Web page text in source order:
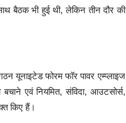
बैठक भी हुई थी, लेकिन तीन दौर की
यूनाइटेड फोरम फॉर पावर एम्प्लाइज
बचाने एवं नियमित, संविदा, आउटसोर्स,
किए हैं।